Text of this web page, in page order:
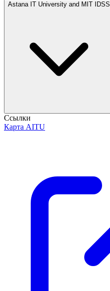
Astana IT University and MIT IDSS
Ссылки
Карта AITU